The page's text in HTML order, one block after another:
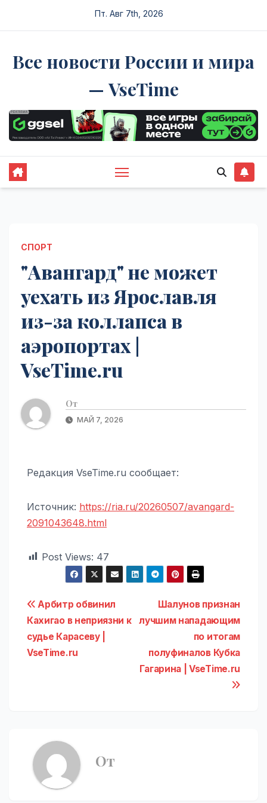
Пт. Авг 7th, 2026
Все новости России и мира
— VseTime
СПОРТ
"Авангард" не может
уехать из Ярославля
из-за коллапса в
аэропортах |
VseTime.ru
От
МАЙ 7, 2026
Редакция VseTime.ru сообщает:
Источник: https://ria.ru/20260507/avangard-
2091043648.html
Post Views: 47
Навигация
по
записям
Шалунов признан
лучшим нападающим
по итогам
полуфиналов Кубка
Гагарина | VseTime.ru
Арбитр обвинил
Кахигао в неприязни к
судье Карасеву |
VseTime.ru
От